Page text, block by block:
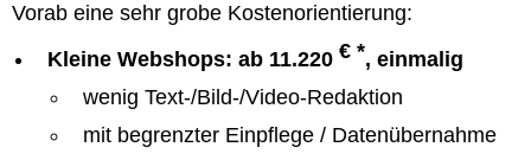
Vorab eine sehr grobe Kostenorientierung:
Kleine Webshops: ab 11.220 € *, einmalig
wenig Text-/Bild-/Video-Redaktion
mit begrenzter Einpflege / Datenübernahme